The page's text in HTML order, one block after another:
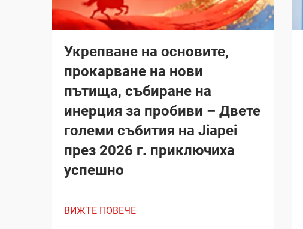
Укрепване на основите,
прокарване на нови
пътища, събиране на
инерция за пробиви – Двете
големи събития на Jiapei
през 2026 г. приключиха
успешно
ВИЖТЕ ПОВЕЧЕ